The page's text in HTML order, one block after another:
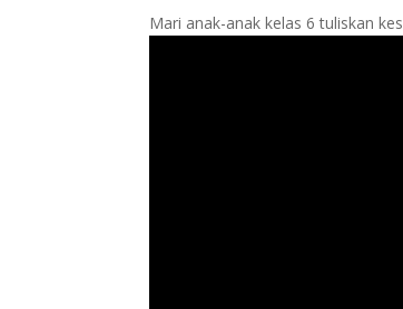
Mari anak-anak kelas 6 tuliskan